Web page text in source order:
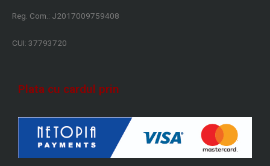
Reg. Com.: J2017009759408
CUI: 37793720
Plata cu cardul prin